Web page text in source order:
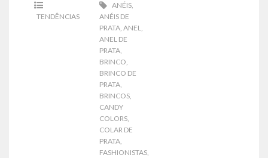
TENDÊNCIAS
ANÉIS,
ANÉIS DE
PRATA,ANEL,
ANEL DE
PRATA,
BRINCO,
BRINCO DE
PRATA,
BRINCOS,
CANDY
COLORS,
COLAR DE
PRATA,
FASHIONISTAS,